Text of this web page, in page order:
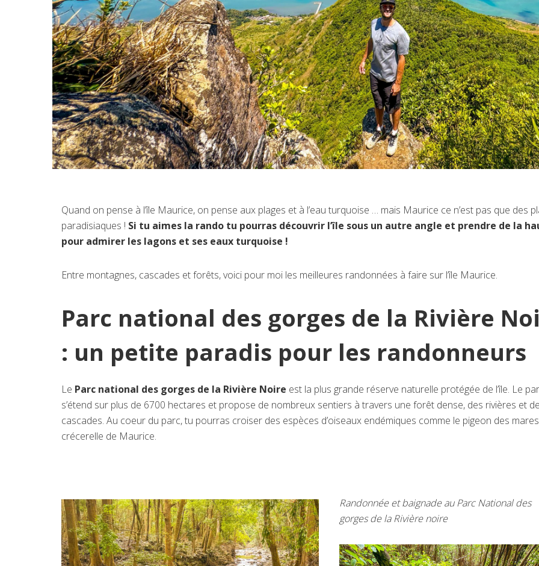
Quand on pense à l’île Maurice, on pense aux plages et à l’eau turquoise … mais Maurice ce n’est pas que des
paradisiaques ! Si tu aimes la rando tu pourras découvrir l’île sous un autre angle et prendre de la
pour admirer les lagons et ses eaux turquoise !
Entre montagnes, cascades et forêts, voici pour moi les meilleures randonnées à faire sur l’île Maurice.
Parc national des gorges de la Rivière
: un petite paradis pour les randonneurs
Le Parc national des gorges de la Rivière Noire est la plus grande réserve naturelle protégée de l’île. Le
s’étend sur plus de 6700 hectares et propose de nombreux sentiers à travers une forêt dense, des rivières et
cascades. Au coeur du parc, tu pourras croiser des espèces d’oiseaux endémiques comme le pigeon des
crécerelle de Maurice.
Randonnée et baignade au Parc National des
gorges de la Rivière noire